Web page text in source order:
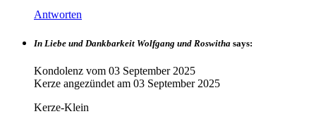
Antworten
In Liebe und Dankbarkeit Wolfgang und Roswitha says:
Kondolenz vom 03 September 2025
Kerze angezündet am 03 September 2025
Kerze-Klein